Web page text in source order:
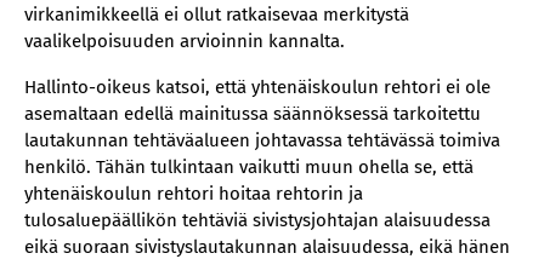
virkanimikkeellä ei ollut ratkaisevaa merkitystä
vaalikelpoisuuden arvioinnin kannalta.
Hallinto-oikeus katsoi, että yhtenäiskoulun rehtori ei ole
asemaltaan edellä mainitussa säännöksessä tarkoitettu
lautakunnan tehtäväalueen johtavassa tehtävässä toimiva
henkilö. Tähän tulkintaan vaikutti muun ohella se, että
yhtenäiskoulun rehtori hoitaa rehtorin ja
tulosaluepäällikön tehtäviä sivistysjohtajan alaisuudessa
eikä suoraan sivistyslautakunnan alaisuudessa, eikä hänen